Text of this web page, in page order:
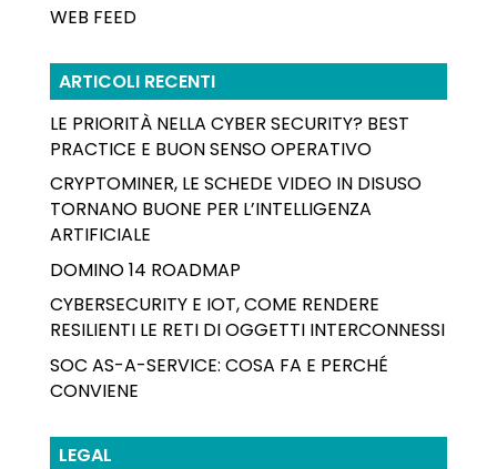
WEB FEED
ARTICOLI RECENTI
LE PRIORITÀ NELLA CYBER SECURITY? BEST
PRACTICE E BUON SENSO OPERATIVO
CRYPTOMINER, LE SCHEDE VIDEO IN DISUSO
TORNANO BUONE PER L’INTELLIGENZA
ARTIFICIALE
DOMINO 14 ROADMAP
CYBERSECURITY E IOT, COME RENDERE
RESILIENTI LE RETI DI OGGETTI INTERCONNESSI
SOC AS-A-SERVICE: COSA FA E PERCHÉ
CONVIENE
LEGAL